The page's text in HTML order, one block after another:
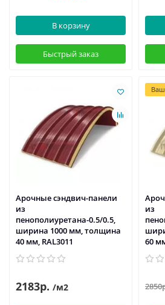
В корзину
Быстрый заказ
Арочные сэндвич-панели
из
пенополиуретана-0.5/0.5,
ширина 1000 мм, толщина
40 мм, RAL3011
2183р. /м2
из
60